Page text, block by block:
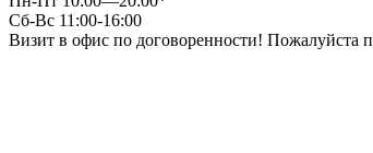
Сб-Вс 11:00-16:00
Визит в офис по договоренности! Пожалуйста